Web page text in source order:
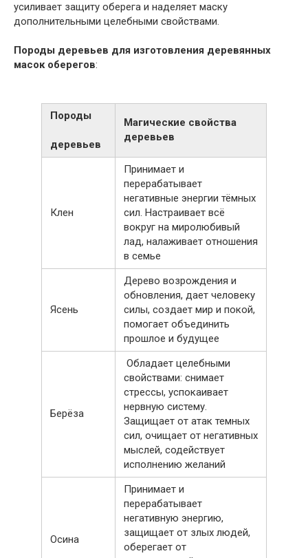
усиливает защиту оберега и наделяет маску
дополнительными целебными свойствами.
Породы деревьев для изготовления деревянных
масок оберегов:
Породы
деревьев
Магические свойства
деревьев
Клен
Принимает и
перерабатывает
негативные энергии тёмных
сил. Настраивает всё
вокруг на миролюбивый
лад, налаживает отношения
в семье
Ясень
Дерево возрождения и
обновления, дает человеку
силы, создает мир и покой,
помогает объединить
прошлое и будущее
Берёза
Обладает целебными
свойствами: снимает
стрессы, успокаивает
нервную систему.
Защищает от атак темных
сил, очищает от негативных
мыслей, содействует
исполнению желаний
Осина
Принимает и
перерабатывает
негативную энергию,
защищает от злых людей,
оберегает от